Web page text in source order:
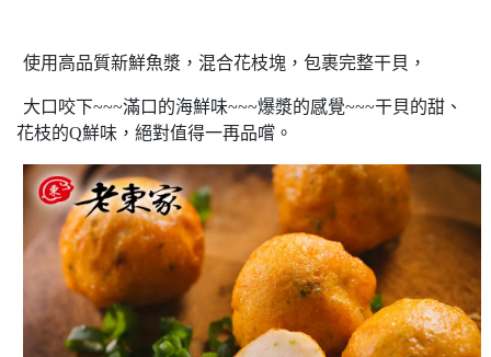
使用高品質新鮮魚漿，混合花枝塊，包裹完整干貝，
大口咬下~~~滿口的海鮮味~~~爆漿的感覺~~~干貝的甜、
花枝的Q鮮味，絕對值得一再品嚐。